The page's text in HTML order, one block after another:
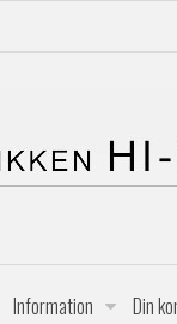
Information Din